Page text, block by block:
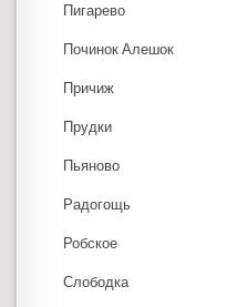
Пигарево
Починок Алешок
Причиж
Прудки
Пьяново
Радогощь
Робское
Слободка